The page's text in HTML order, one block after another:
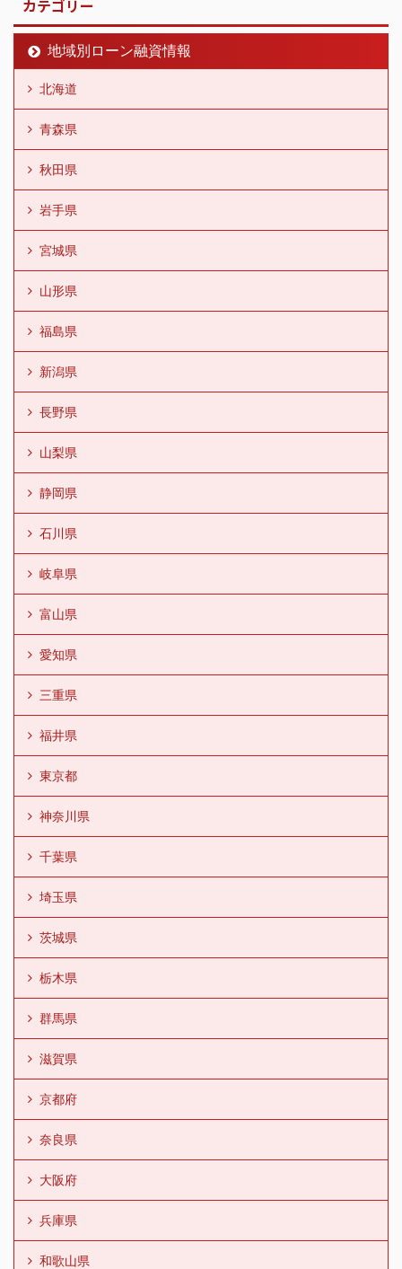
カテゴリー
地域別ローン融資情報
北海道
青森県
秋田県
岩手県
宮城県
山形県
福島県
新潟県
長野県
山梨県
静岡県
石川県
岐阜県
富山県
愛知県
三重県
福井県
東京都
神奈川県
千葉県
埼玉県
茨城県
栃木県
群馬県
滋賀県
京都府
奈良県
大阪府
兵庫県
和歌山県